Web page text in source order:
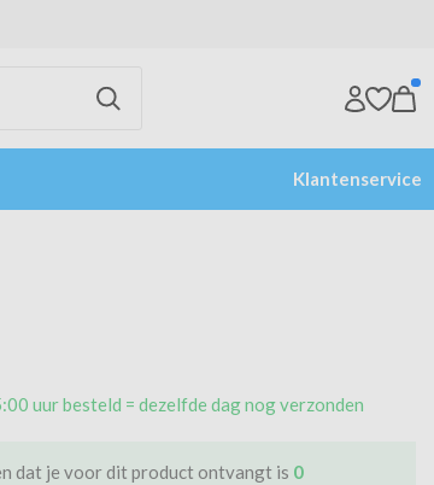
Klantenservice
uur besteld = dezelfde dag nog verzonden
dat je voor dit product ontvangt is 0